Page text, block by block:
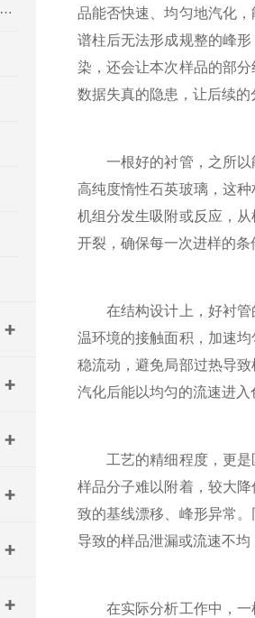
ProPac/MabPac 蛋白/ 抗体分析色谱柱
品能否快速、均匀地汽化
谱柱后无法形成规整的峰
染，还会让本次样品的部
数据失真的隐患，让后续的
一根好的衬管，之所以能
高纯度惰性石英玻璃，这
机组分发生吸附或反应，
开裂，确保每一次进样的条
在结构设计上，好衬管的
温环境的接触面积，加速
稳流动，避免局部过热导
汽化后能以均匀的流速进入
工艺的精细程度，更是区
样品分子难以附着，较大
致的基线漂移、峰形异常
导致的样品泄漏或流速不
在实际分析工作中，一根